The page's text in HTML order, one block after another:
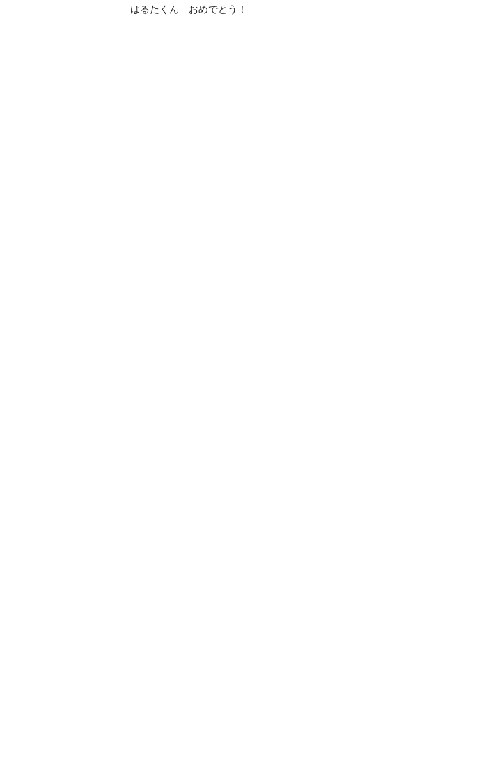
はるたくん おめでとう！